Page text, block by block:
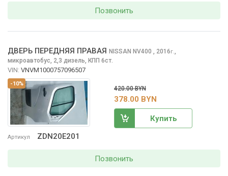
Позвонить
-10%
Артикул ZDN20E201
ДВЕРЬ ПЕРЕДНЯЯ ПРАВАЯ NISSAN NV400 , 2016г.
микроавтобус, 2,3 дизель, КПП 6ст.
VIN: VNVM1000757096507
420.00 BYN
378.00 BYN
Купить
Позвонить